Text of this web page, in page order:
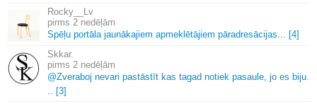
Rocky__Lv
2 nedēļām
Spēļu portāla jaunākajiem apmeklētājiem pāradresācijas... [4]
Skkar.
2 nedēļām
@Zveraboj nevari pastāstīt kas tagad notiek pasaule, jo es biju.
.. [3]